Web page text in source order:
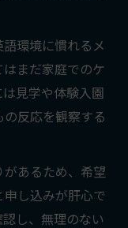
に与える影響
クールの工夫
長のポイント
環境に慣れるメ
まだ家庭でのケ
見学や体験入園
反応を観察する
あるため、希望
し込みが肝心で
し、無理のない